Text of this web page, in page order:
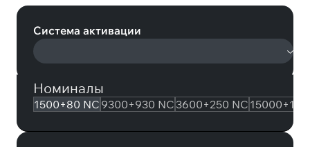
Система активации
Номиналы
1500+80 NC 9300+930 NC 3600+250 NC